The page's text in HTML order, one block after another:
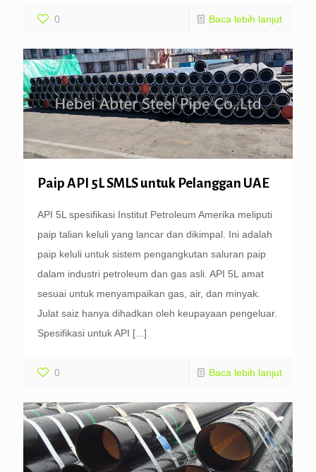
0 Baca lebih lanjut
Paip API 5L SMLS untuk Pelanggan UAE
API 5L spesifikasi Institut Petroleum Amerika meliputi
paip talian keluli yang lancar dan dikimpal. Ini adalah
paip keluli untuk sistem pengangkutan saluran paip
dalam industri petroleum dan gas asli. API 5L amat
sesuai untuk menyampaikan gas, air, dan minyak.
Julat saiz hanya dihadkan oleh keupayaan pengeluar.
Spesifikasi untuk API [...]
0 Baca lebih lanjut